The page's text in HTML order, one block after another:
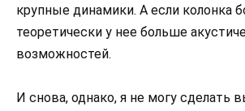
крупные динамики. А если колонка
теоретически у нее больше
возможностей.
И снова, однако, я не могу сделать